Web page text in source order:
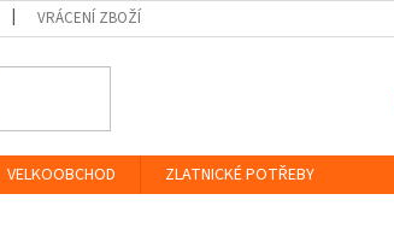
VRÁCENÍ ZBOŽÍ
VELKOOBCHOD
ZLATNICKÉ POTŘEBY